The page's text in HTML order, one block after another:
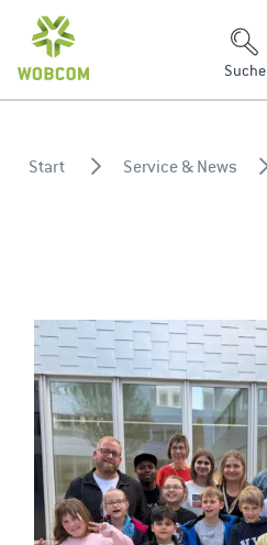
Zum Inhalt springen
Suche
Start Service & News